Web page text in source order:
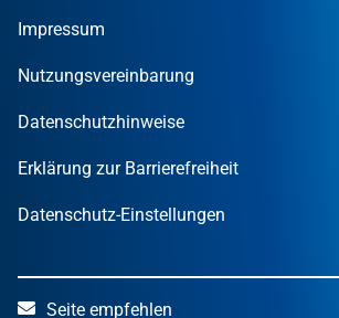
Finanzpublikationen
Öffentliche Kunden
STARTERCENTER NRW
NRW.Venture
Impressum
Nutzungsvereinbarung
Datenschutzhinweise
Erklärung zur Barrierefreiheit
Datenschutz-Einstellungen
Seite empfehlen